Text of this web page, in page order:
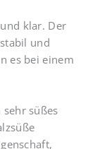
klar. Der
und
es bei einem
süßes